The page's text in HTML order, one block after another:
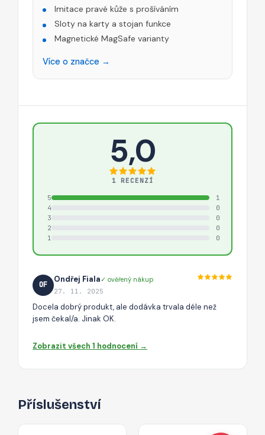
Imitace pravé kůže s prošíváním
Sloty na karty a stojan funkce
Magnetické MagSafe varianty
Více o značce →
5,0
1 RECENZÍ
5
1
4
0
3
0
2
0
1
0
OF
Ondřej Fiala✓ ověřený nákup
27. 11. 2025
Docela dobrý produkt, ale dodávka trvala déle než
jsem čekal/a. Jinak OK.
Zobrazit všech 1 hodnocení →
Příslušenství